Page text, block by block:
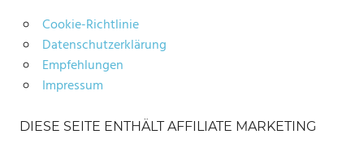
Cookie-Richtlinie
Datenschutzerklärung
Empfehlungen
Impressum
DIESE SEITE ENTHÄLT AFFILIATE MARKETING